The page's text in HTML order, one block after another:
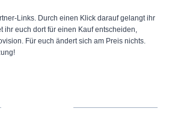
Links. Durch einen Klick darauf gelangt ihr
ihr euch dort für einen Kauf entscheiden,
Für euch ändert sich am Preis nichts.